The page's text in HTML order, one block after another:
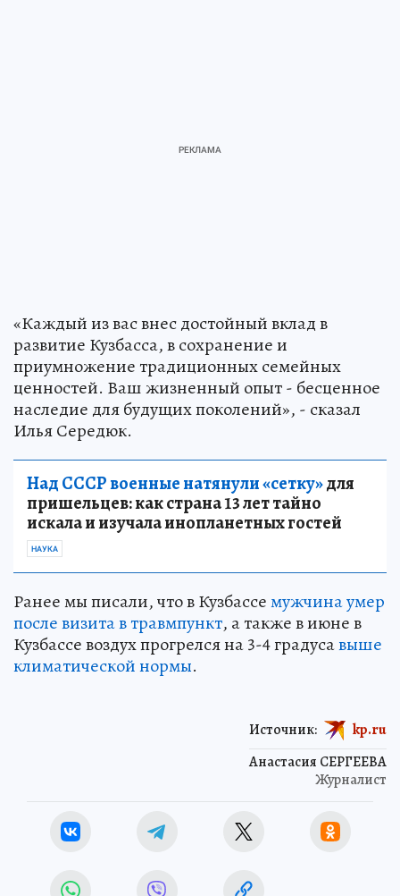
«Каждый из вас внес достойный вклад в
развитие Кузбасса, в сохранение и
приумножение традиционных семейных
ценностей. Ваш жизненный опыт - бесценное
наследие для будущих поколений», - сказал
Илья Середюк.
Над СССР военные натянули «сетку»для
пришельцев: как страна 13 лет тайно
искала и изучала инопланетных гостей
НАУКА
Ранее мы писали, что в Кузбассемужчина умер
после визита в травмпункт, а также в июне в
Кузбассе воздух прогрелся на 3-4 градусавыше
климатической нормы.
Анастасия СЕРГЕЕВА
Журналист
Источник: kp.ru